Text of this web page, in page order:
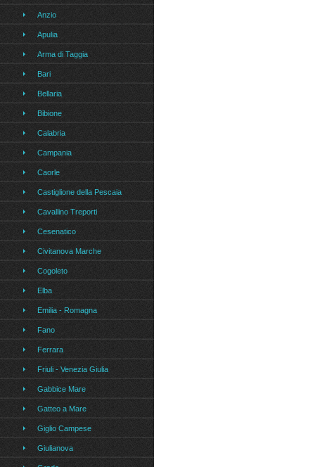
Anzio
Apulia
Arma di Taggia
Bari
Bellaria
Bibione
Calabria
Campania
Caorle
Castiglione della Pescaia
Cavallino Treporti
Cesenatico
Civitanova Marche
Cogoleto
Elba
Emilia - Romagna
Fano
Ferrara
Friuli - Venezia Giulia
Gabbice Mare
Gatteo a Mare
Giglio Campese
Giulianova